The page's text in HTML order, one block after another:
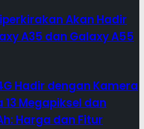
Akan Hadir
A35 dan Galaxy A55
Hadir dengan Kamera
Megapiksel dan
Harga dan Fitur